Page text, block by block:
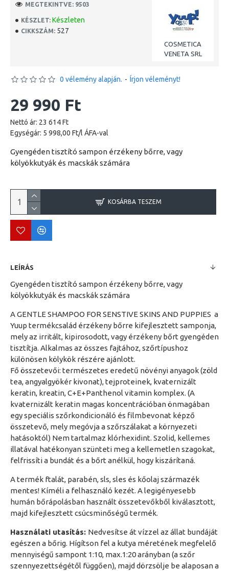
KÉSZLET: Készleten
CIKKSZÁM: 527
COSMETICA
VENETA SRL
MEGTEKINTVE: 9503
0 vélemény alapján. - Írjon véleményt!
29 990 Ft
Nettó ár: 23 614 Ft
Egységár: 5 998,00 Ft/l ÁFA-val
Gyengéden tisztító sampon érzékeny bőrre, vagy
kölyökkutyák és macskák számára
KOSÁRBA TESZEM
LEÍRÁS
Gyengéden tisztító sampon érzékeny bőrre, vagy
kölyökkutyák és macskák számára
A GENTLE SHAMPOO FOR SENSTIVE SKINS AND PUPPIES a
Yuup termékcsalád érzékeny bőrre kifejlesztett samponja,
mely az irritált, kipirosodott, vagy érzékeny bőrt gyengéden
tisztítja. Alkalmas az összes fajtához, szőrtípushoz
különösen kölykök részére ajánlott.
Fő összetevői: természetes eredetű növényi anyagok (zöld
tea, angyalgyökér kivonat), tejproteinek, kvaternizált
keratin, kreatin, C+E+Panthenol vitamin komplex. (A
kvaternizált keratin magas koncentrációban önmagában
egy speciális szőrkondicionáló és filmbevonat képző
összetevő, mely megóvja a szőrszálakat a környezeti
hatásoktól) Nem tartalmaz klórhexidint. Szolid, kellemes
illatával hatékonyan szünteti meg a kellemetlen szagokat,
felfrissíti a bundát és a bőrt anélkül, hogy kiszárítaná.
A termék ftalát, parabén, sls, sles és kőolaj származék
mentes! Kíméli a felhasználó kezét. A legigényesebb
humán bőrápolásban használt összetevőkből kiválasztott,
majd kifejlesztett csúcsminőségű termék.
Használati utasítás: Nedvesítse át vízzel az állat bundáját
egészen a bőrig. Hígítson fel a kutya méretének megfelelő
mennyiségű sampont 1:10, max.1:20 arányban (a szőr
szennyezettségétől függően), majd dörzsölje be alaposan a